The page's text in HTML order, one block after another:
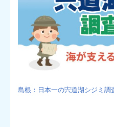
島根：日本一の宍道湖シジミ調